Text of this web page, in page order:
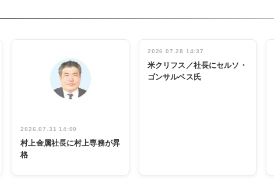
念祝う 業界
関係者ら220
人出席
2026.07.31 14:00
村上金属社長に村上専務が昇
格
2026.07.28 14:37
米クリフス／社長にセルソ・
ゴンサルベス氏